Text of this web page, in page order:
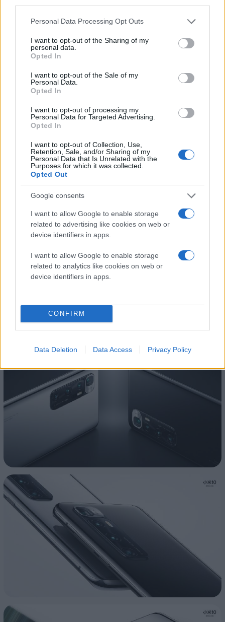
Please note that this website/app uses one or more Google
not limited to your visit or usage behaviour. You may click to
grant or deny consent to Google and its third-party tags to
use your data for below specified purposes in below Google
consent section.
Personal Data Processing Opt Outs
I want to opt-out of the Sharing of my
personal data.
Opted In
I want to opt-out of the Sale of my
Personal Data.
Opted In
I want to opt-out of processing my
Personal Data for Targeted Advertising.
Opted In
I want to opt-out of Collection, Use,
Retention, Sale, and/or Sharing of my
Personal Data that Is Unrelated with the
Purposes for which it was collected.
Opted Out
Google consents
I want to allow Google to enable storage
related to advertising like cookies on web or
device identifiers in apps.
I want to allow Google to enable storage
related to analytics like cookies on web or
device identifiers in apps.
CONFIRM
Data Deletion Data Access Privacy Policy
ενημερώνεστε άμεσα
για όλα τα νέα άρθρα!
Photo Gallery